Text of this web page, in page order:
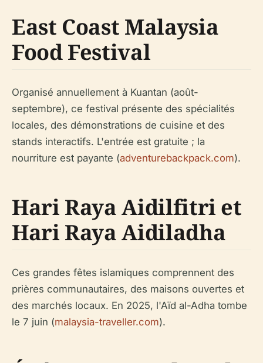
East Coast Malaysia
Food Festival
Organisé annuellement à Kuantan (août-
septembre), ce festival présente des spécialités
locales, des démonstrations de cuisine et des
stands interactifs. L'entrée est gratuite ; la
nourriture est payante (adventurebackpack.com).
Hari Raya Aidilfitri et
Hari Raya Aidiladha
Ces grandes fêtes islamiques comprennent des
prières communautaires, des maisons ouvertes et
des marchés locaux. En 2025, l'Aïd al-Adha tombe
le 7 juin (malaysia-traveller.com).